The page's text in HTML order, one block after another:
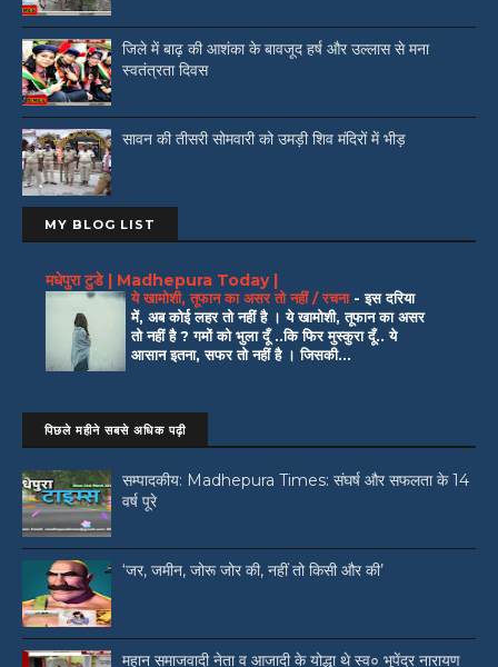
जिले में बाढ़ की आशंका के बावजूद हर्ष और उल्लास से मना
स्वतंत्रता दिवस
सावन की तीसरी सोमवारी को उमड़ी शिव मंदिरों में भीड़
MY BLOG LIST
मधेपुरा टुडे | Madhepura Today |
ये खामोशी, तूफान का असर तो नहीं / रचना -इस दरिया
में, अब कोई लहर तो नहीं है । ये खामोशी, तूफान का असर
तो नहीं है ? गमों को भुला दूँ ..कि फिर मुस्कुरा दूँ.. ये
आसान इतना, सफर तो नहीं है । जिसकी...
पिछले महीने सबसे अधिक पढ़ी
सम्पादकीय: Madhepura Times: संघर्ष और सफलता के 14
वर्ष पूरे
‘जर, जमीन, जोरू जोर की, नहीं तो किसी और की’
महान समाजवादी नेता व आजादी के योद्धा थे स्व० भूपेंद्र नारायण